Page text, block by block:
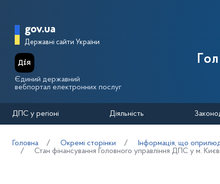
Головна сторінка Державної
gov.ua
Державні сайти України
Єдиний державний
вебпортал електронних послуг
ДПС у регіоні Діяльність
Головна Окремі сторінки
Інформація, що
Стан фінансування Головного управління ДПС у м.